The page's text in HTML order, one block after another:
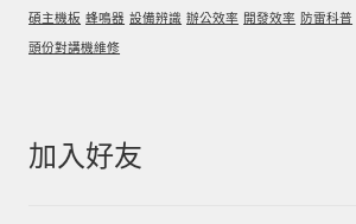
碩主機板 蜂鳴器 設備辨識 辦公效率 開發效率 防雷科普
頭份對講機維修
加入好友